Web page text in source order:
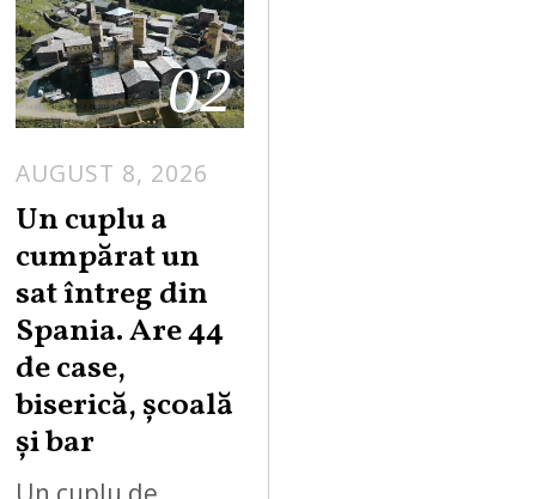
02
AUGUST 8, 2026
Un cuplu a
cumpărat un
sat întreg din
Spania. Are 44
de case,
biserică, școală
și bar